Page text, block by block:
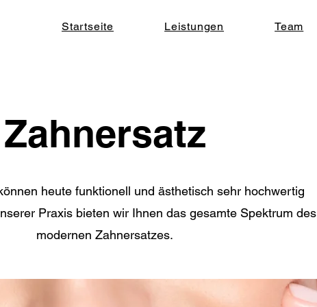
Startseite Leistungen Team
Zahnersatz
heute funktionell und ästhetisch sehr hochwertig
Praxis bieten wir Ihnen das gesamte Spektrum des
modernen Zahnersatzes.